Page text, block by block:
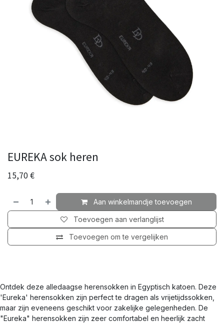
EUREKA sok heren
15,70€
Aan winkelmandje toevoegen
Toevoegen om te vergelijken
Toevoegen aan verlanglijst
Ontdek deze alledaagse herensokken in Egyptisch katoen. Deze
'Eureka' herensokken zijn perfect te dragen als vrijetijdssokken,
maar zijn eveneens geschikt voor zakelijke gelegenheden. De
"Eureka" herensokken zijn zeer comfortabel en heerlijk zacht